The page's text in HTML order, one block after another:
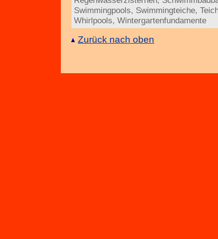
Swimmingpools, Swimmingteiche,
Whirlpools, Wintergartenfundamente
Zurück nach oben